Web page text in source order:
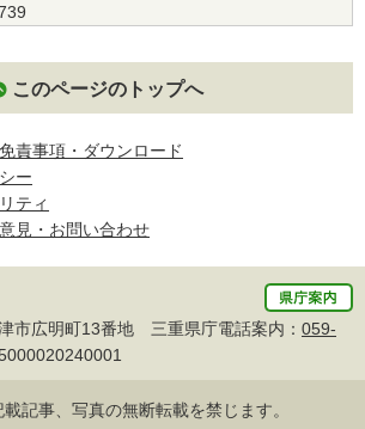
このページのトップへ
責事項・ダウンロード
ー
ティ
見・お問い合わせ
市広明町13番地 三重県庁電話案内： 059-
記事、写真の無断転載を禁じます。